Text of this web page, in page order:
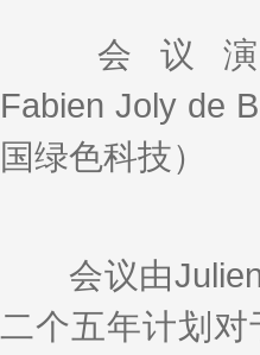
会议演
Fabien Joly de
国绿色科技）
会议由Julien
二个五年计划